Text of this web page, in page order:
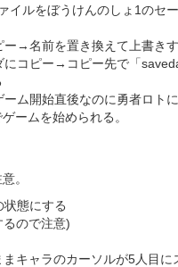
イルをぼうけんのしょ1のセ
→名前を置き換えて上書きす
コピー→コピー先で「
ム開始直後なのに勇者ロトに
ームを始められる。
。
態にする
ので注意)
キャラのカーソルが5人目に